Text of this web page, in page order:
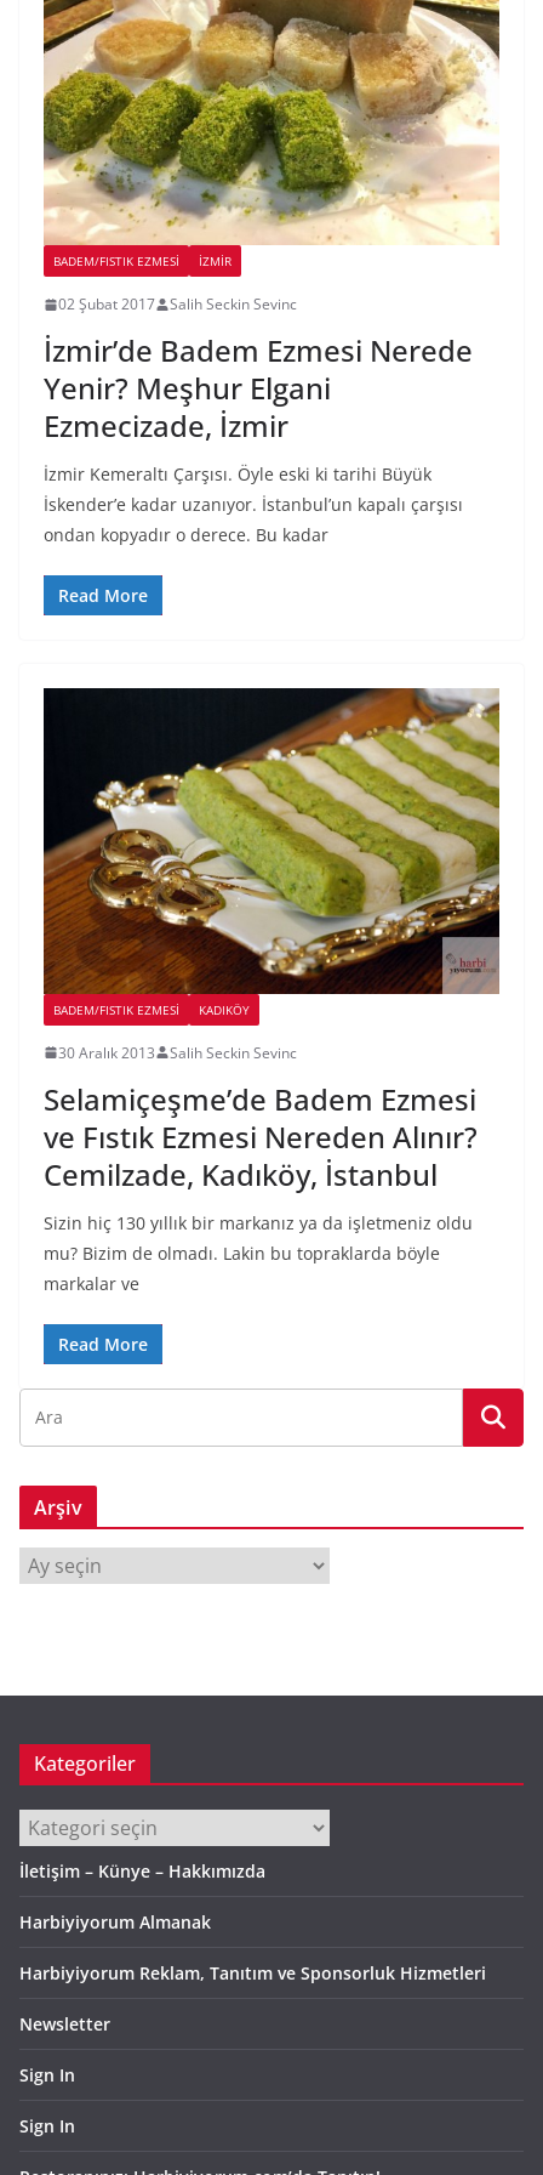
BADEM/FISTIK EZMESI İZMIR
02 Şubat 2017 Salih Seckin Sevinc
İzmir’de Badem Ezmesi Nerede
Yenir? Meşhur Elgani
Ezmecizade, İzmir
İzmir Kemeraltı Çarşısı. Öyle eski ki tarihi Büyük
İskender’e kadar uzanıyor. İstanbul’un kapalı çarşısı
ondan kopyadır o derece. Bu kadar
Read More
BADEM/FISTIK EZMESI KADIKÖY
30 Aralık 2013 Salih Seckin Sevinc
Selamiçeşme’de Badem Ezmesi
ve Fıstık Ezmesi Nereden Alınır?
Cemilzade, Kadıköy, İstanbul
Sizin hiç 130 yıllık bir markanız ya da işletmeniz oldu
mu? Bizim de olmadı. Lakin bu topraklarda böyle
markalar ve
Read More
Arşiv
r
Kategoriler
Kategoriler
İletişim – Künye – Hakkımızda
Harbiyiyorum Almanak
Harbiyiyorum Reklam, Tanıtım ve Sponsorluk Hizmetleri
Newsletter
Sign In
Sign In